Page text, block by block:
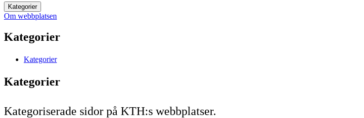
Kategorier
Om webbplatsen
Kategorier
Kategorier
Kategorier
Kategoriserade sidor på KTH:s webbplatser.